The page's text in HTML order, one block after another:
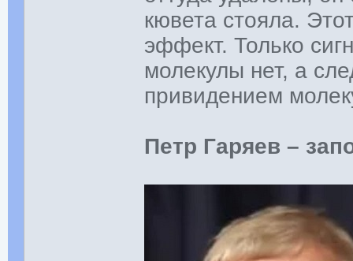
кювета стояла.
эффект. Только
молекулы нет, а
привидением
Петр Гаряев –